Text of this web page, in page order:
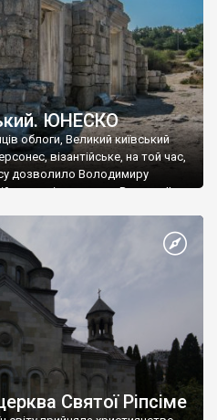
ЮНЕСКО
облоги, Великий київський
візантійське, на той час,
дозволило Володимиру
імператору Василю ІІ, та
став Василем-християнином.
честь Херсонесу Таврійського
Святої Ріпсіме